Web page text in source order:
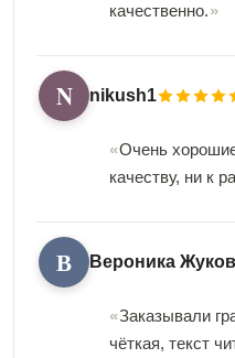
качественно.
N nikush1
Очень
качеству, ни к
В Вероника
Заказывали
чёткая, текст